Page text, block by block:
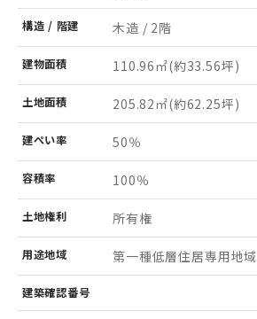
構造 / 階建 木造 / 2階
建物面積 110.96㎡(約33.56坪)
土地面積 205.82㎡(約62.25坪)
建ぺい率 50％
容積率 100％
土地権利 所有権
用途地域 第一種低層住居専用地域
建築確認番号